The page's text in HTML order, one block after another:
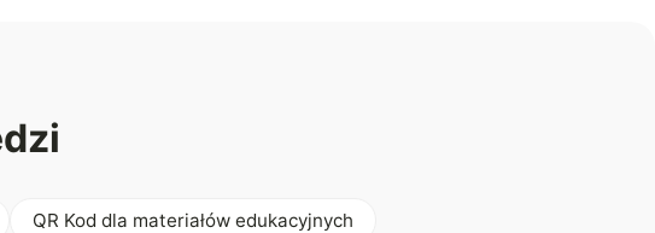
QR Kod dla materiałów edukacyjnych